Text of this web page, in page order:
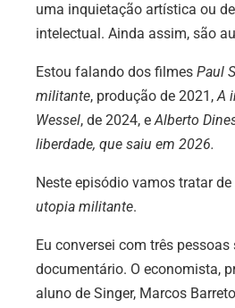
uma inquietação artística ou
intelectual. Ainda assim, são
Estou falando dos filmes Paul
militante, produção de 2021,A
Wessel, de 2024, eAlberto
liberdade, que saiu em 2026.
Neste episódio vamos tratar de
utopia militante.
Eu conversei com três pessoas
documentário. O economista,
aluno de Singer, Marcos